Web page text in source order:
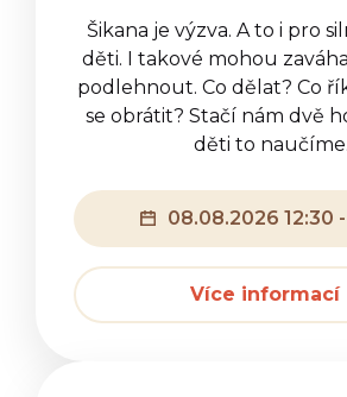
Šikana je výzva. A to i pro
děti. I takové mohou
podlehnout. Co dělat? Co
se obrátit? Stačí nám dvě
děti to naučíme.
08.08.2026 12:30
Více informací